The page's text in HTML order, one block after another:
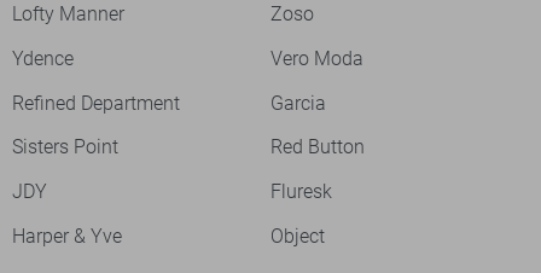
Lofty Manner
Zoso
Ydence
Vero Moda
Refined Department
Garcia
Sisters Point
Red Button
JDY
Fluresk
Harper & Yve
Object